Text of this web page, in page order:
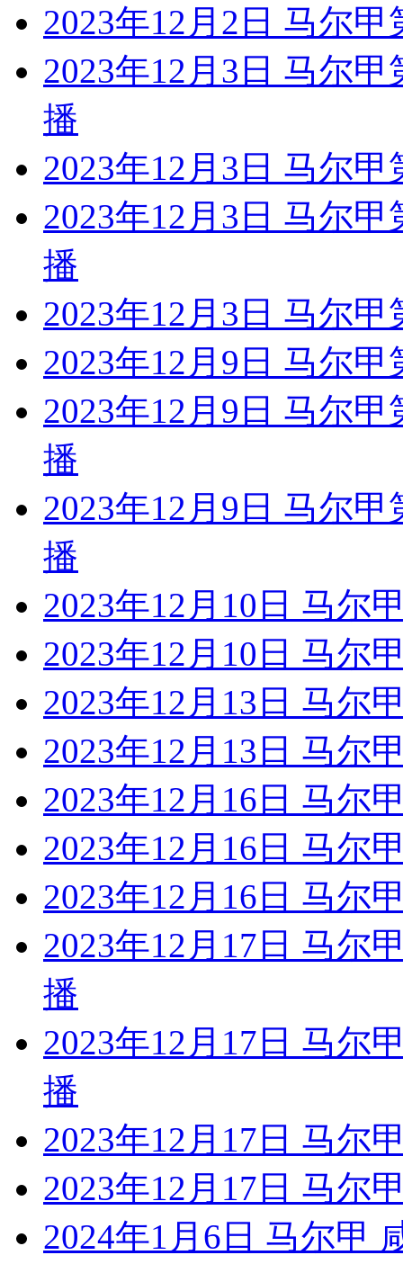
2023年12月2日 马尔
2023年12月3日 马尔
播
2023年12月3日 马尔
2023年12月3日 马尔
播
2023年12月3日 马尔
2023年12月9日 马尔
2023年12月9日 马尔
播
2023年12月9日 马尔
播
2023年12月10日 马尔
2023年12月10日 马尔
2023年12月13日 马尔
2023年12月13日 马尔
2023年12月16日 马尔
2023年12月16日 马尔
2023年12月16日 马尔
2023年12月17日 马尔
播
2023年12月17日 马尔
播
2023年12月17日 马尔
2023年12月17日 马尔
2024年1月6日 马尔甲